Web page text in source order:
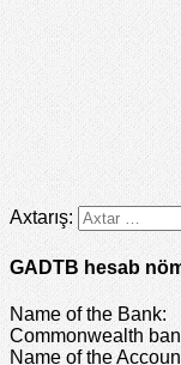
Axtarış:
GADTB hesab
Name of the Bank:
Commonwealth
Name of the